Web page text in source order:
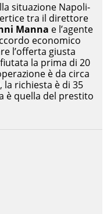
situazione Napoli-
tra il direttore
Manna e l’agente
economico
l’offerta giusta
la prima di 20
è da circa
richiesta è di 35
è quella del prestito